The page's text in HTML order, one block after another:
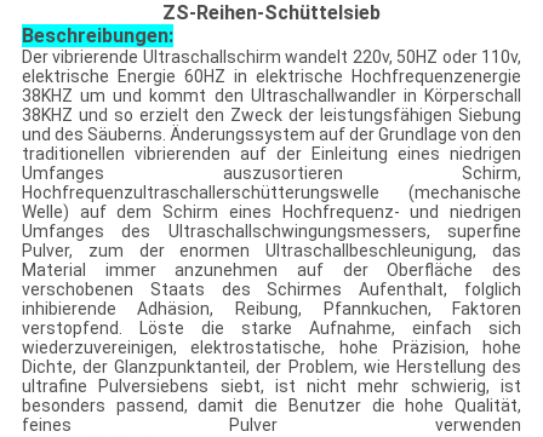
ZS-Reihen-Schüttelsieb
Beschreibungen:
Der vibrierende Ultraschallschirm wandelt 220v, 50HZ oder 110v,
elektrische Energie 60HZ in elektrische Hochfrequenzenergie
38KHZ um und kommt den Ultraschallwandler in Körperschall
38KHZ und so erzielt den Zweck der leistungsfähigen Siebung
und des Säuberns. Änderungssystem auf der Grundlage von den
traditionellen vibrierenden auf der Einleitung eines niedrigen
Umfanges auszusortieren Schirm,
Hochfrequenzultraschallerschütterungswelle (mechanische
Welle) auf dem Schirm eines Hochfrequenz- und niedrigen
Umfanges des Ultraschallschwingungsmessers, superfine
Pulver, zum der enormen Ultraschallbeschleunigung, das
Material immer anzunehmen auf der Oberfläche des
verschobenen Staats des Schirmes Aufenthalt, folglich
inhibierende Adhäsion, Reibung, Pfannkuchen, Faktoren
verstopfend. Löste die starke Aufnahme, einfach sich
wiederzuvereinigen, elektrostatische, hohe Präzision, hohe
Dichte, der Glanzpunktanteil, der Problem, wie Herstellung des
ultrafine Pulversiebens siebt, ist nicht mehr schwierig, ist
besonders passend, damit die Benutzer die hohe Qualität,
feines Pulver verwenden